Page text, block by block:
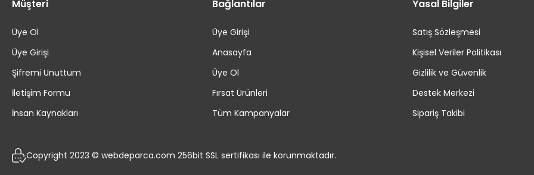
Müşteri
Üye Ol
Üye Girişi
Şifremi Unuttum
İletişim Formu
İnsan Kaynakları
Bağlantılar
Üye Girişi
Anasayfa
Üye Ol
Fırsat Ürünleri
Tüm Kampanyalar
Yasal Bilgiler
Satış Sözleşmesi
Kişisel Veriler Politikası
Gizlilik ve Güvenlik
Destek Merkezi
Sipariş Takibi
Copyright 2023 © webdeparca.com 256bit SSL sertifikası ile korunmaktadır.